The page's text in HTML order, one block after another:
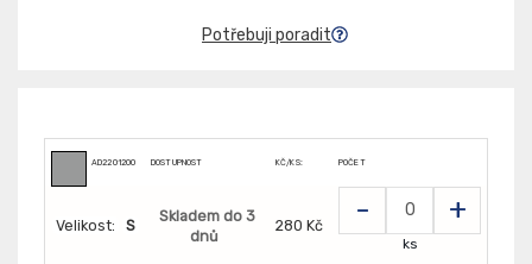
Potřebuji poradit
AD2201200 DOSTUPNOST KČ/KS: POČET
Velikost: S
Skladem do 3
dnů
280 Kč - +
ks